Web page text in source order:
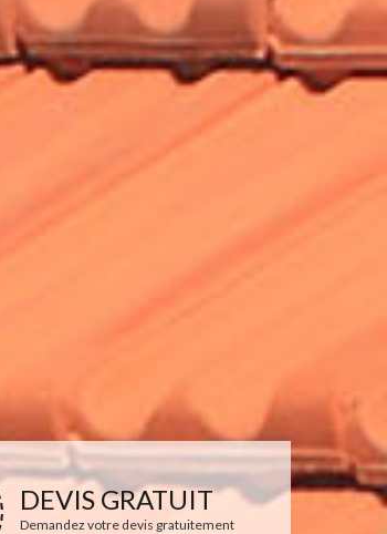
DEVIS GRATUIT
Demandez votre devis gratuitement